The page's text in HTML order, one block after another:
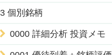
3 個別銘柄
0000 詳細分析 投資メモ